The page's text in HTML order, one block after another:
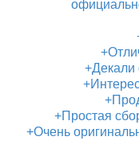
+Декали
+Простая
+Очень